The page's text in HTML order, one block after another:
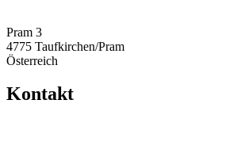
Pram 3
4775 Taufkirchen/Pram
Österreich
Kontakt